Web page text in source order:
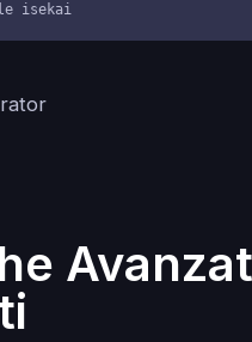
isekai